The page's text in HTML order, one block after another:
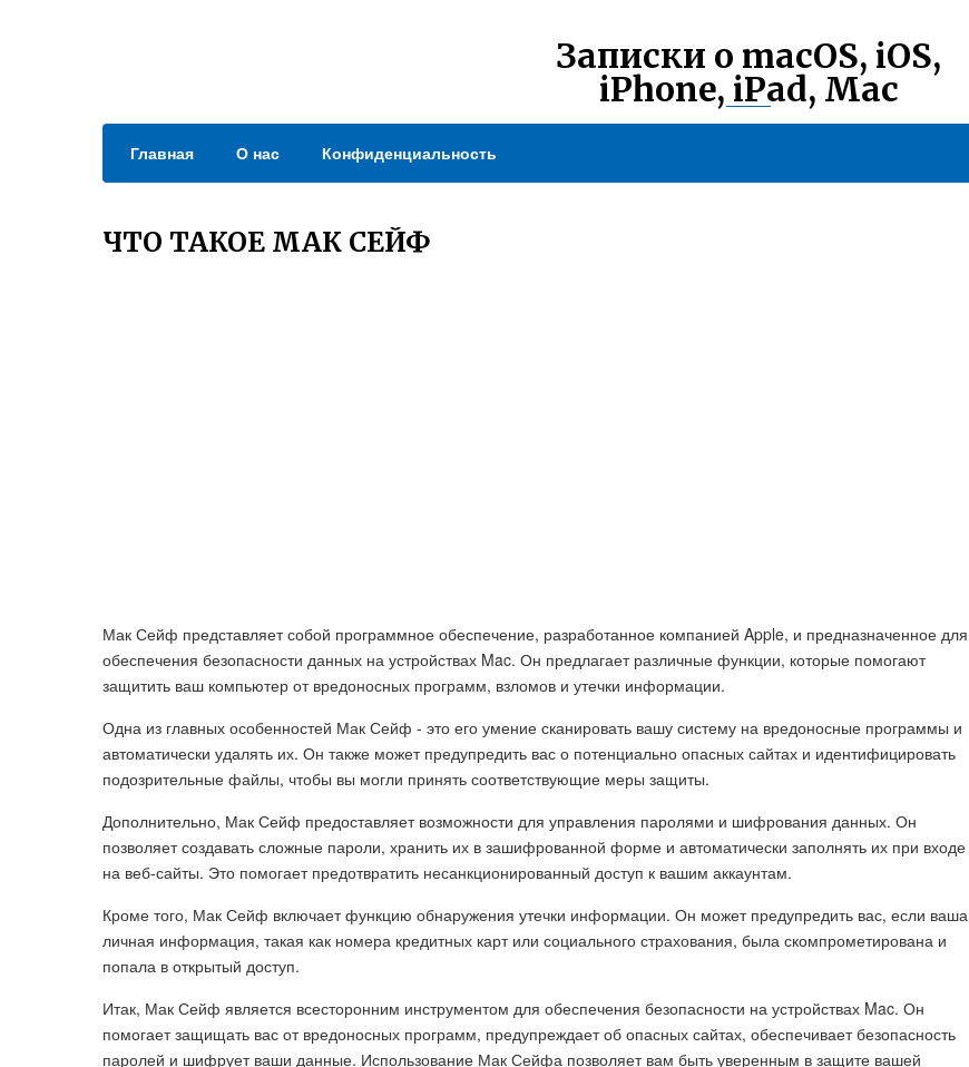
Записки о macOS, iOS,
iPhone, iPad, Mac
Главная О нас Конфиденциальность
ЧТО ТАКОЕ МАК СЕЙФ
Мак Сейф представляет собой программное обеспечение, разработанное компанией Apple, и предназначенное для
обеспечения безопасности данных на устройствах Mac. Он предлагает различные функции, которые помогают
защитить ваш компьютер от вредоносных программ, взломов и утечки информации.
Одна из главных особенностей Мак Сейф - это его умение сканировать вашу систему на вредоносные программы и
автоматически удалять их. Он также может предупредить вас о потенциально опасных сайтах и идентифицировать
подозрительные файлы, чтобы вы могли принять соответствующие меры защиты.
Дополнительно, Мак Сейф предоставляет возможности для управления паролями и шифрования данных. Он
позволяет создавать сложные пароли, хранить их в зашифрованной форме и автоматически заполнять их при входе
на веб-сайты. Это помогает предотвратить несанкционированный доступ к вашим аккаунтам.
Кроме того, Мак Сейф включает функцию обнаружения утечки информации. Он может предупредить вас, если ваша
личная информация, такая как номера кредитных карт или социального страхования, была скомпрометирована и
попала в открытый доступ.
Итак, Мак Сейф является всесторонним инструментом для обеспечения безопасности на устройствах Mac. Он
помогает защищать вас от вредоносных программ, предупреждает об опасных сайтах, обеспечивает безопасность
паролей и шифрует ваши данные. Использование Мак Сейфа позволяет вам быть уверенным в защите вашей